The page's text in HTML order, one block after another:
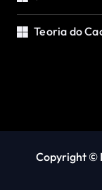
Teoria do
Copyright ©